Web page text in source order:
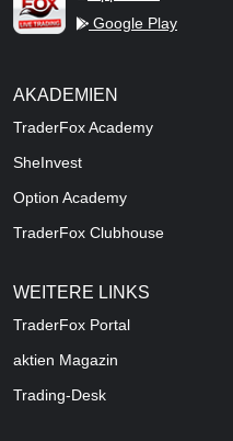
Google Play
AKADEMIEN
TraderFox Academy
SheInvest
Option Academy
TraderFox Clubhouse
WEITERE LINKS
TraderFox Portal
aktien Magazin
Trading-Desk